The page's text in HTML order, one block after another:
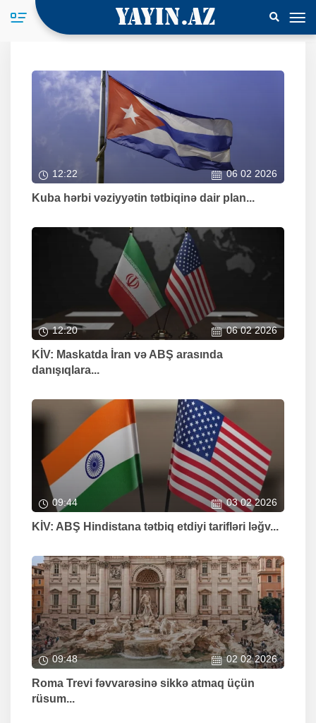
12:22 06 02 2026
Kuba hərbi vəziyyətin tətbiqinə dair plan...
12:20 06 02 2026
KİV: Maskatda İran və ABŞ arasında
danışıqlara...
09:44 03 02 2026
KİV: ABŞ Hindistana tətbiq etdiyi tarifləri ləğv...
09:48 02 02 2026
Roma Trevi fəvvarəsinə sikkə atmaq üçün
rüsum...